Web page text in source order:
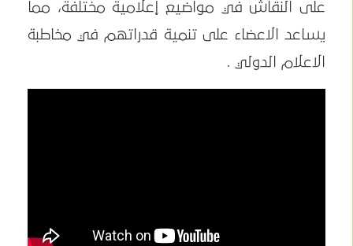
على النقاش في مواضيع إعلامية مختلفة، مما
يساعد الاعضاء على تنمية قدراتهم في مخاطبة
الاعلام الدولي .